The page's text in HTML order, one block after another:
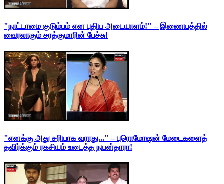
"நாட்டாமை குடும்பம் என புதிய அடையாளம்!" – இணையத்தில்
வைரலாகும் சரத்குமாரின் பேச்சு!
"எனக்கு அது சரியாக வராது..." – புரொமோஷன் மேடைகளைத்
தவிர்க்கும் ரகசியம் உடைத்த நயன்தாரா!